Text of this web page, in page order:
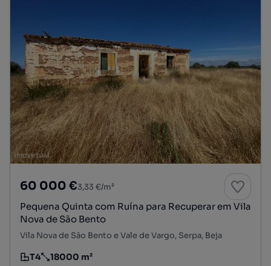
60 000 €3,33 €/m²
Pequena Quinta com Ruína para Recuperar em Vila
Nova de São Bento
Vila Nova de São Bento e Vale de Vargo, Serpa, Beja
Tipologia
T4
Preço por metro quadrado
18000 m²